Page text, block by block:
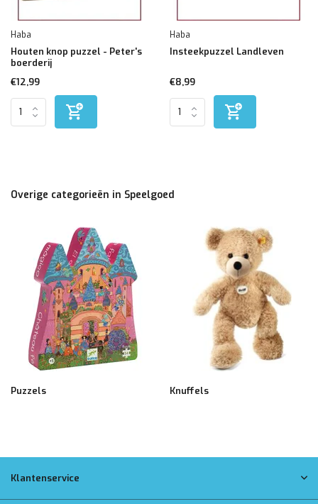
Haba
Houten knop puzzel - Peter's
boerderij
€12,99
Haba
Insteekpuzzel Landleven
€8,99
Overige categorieën in Speelgoed
Puzzels Knuffels
Klantenservice